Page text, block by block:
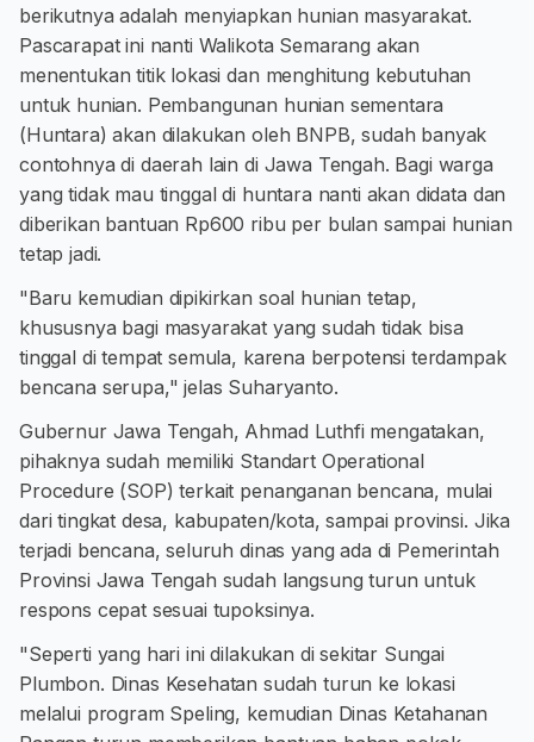
berikutnya adalah menyiapkan hunian masyarakat.
Pascarapat ini nanti Walikota Semarang akan
menentukan titik lokasi dan menghitung kebutuhan
untuk hunian. Pembangunan hunian sementara
(Huntara) akan dilakukan oleh BNPB, sudah banyak
contohnya di daerah lain di Jawa Tengah. Bagi warga
yang tidak mau tinggal di huntara nanti akan didata dan
diberikan bantuan Rp600 ribu per bulan sampai hunian
tetap jadi.
"Baru kemudian dipikirkan soal hunian tetap,
khususnya bagi masyarakat yang sudah tidak bisa
tinggal di tempat semula, karena berpotensi terdampak
bencana serupa," jelas Suharyanto.
Gubernur Jawa Tengah, Ahmad Luthfi mengatakan,
pihaknya sudah memiliki Standart Operational
Procedure (SOP) terkait penanganan bencana, mulai
dari tingkat desa, kabupaten/kota, sampai provinsi. Jika
terjadi bencana, seluruh dinas yang ada di Pemerintah
Provinsi Jawa Tengah sudah langsung turun untuk
respons cepat sesuai tupoksinya.
"Seperti yang hari ini dilakukan di sekitar Sungai
Plumbon. Dinas Kesehatan sudah turun ke lokasi
melalui program Speling, kemudian Dinas Ketahanan